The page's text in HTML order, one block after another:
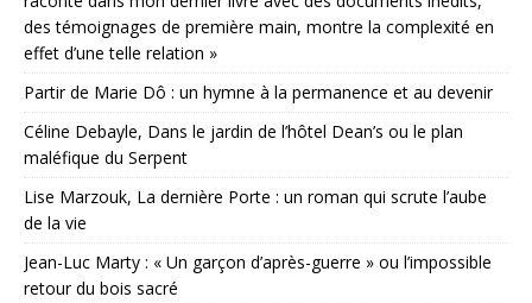
des témoignages de première main, montre la complexité en
effet d’une telle relation »
Partir de Marie Dô : un hymne à la permanence et au devenir
Céline Debayle, Dans le jardin de l’hôtel Dean’s ou le plan
maléfique du Serpent
Lise Marzouk, La dernière Porte : un roman qui scrute l’aube
de la vie
Jean-Luc Marty : « Un garçon d’après-guerre » ou l’impossible
retour du bois sacré